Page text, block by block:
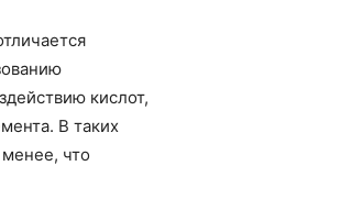
кислот,
В таких
что